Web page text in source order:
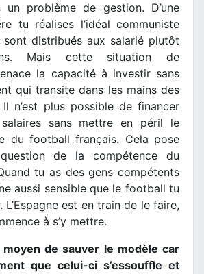
problème de gestion. D’une
tu réalises l’idéal communiste
sont distribués aux salarié plutôt
Mais cette situation de
la capacité à investir sans
qui transite dans les mains des
Il n’est plus possible de financer
salaires sans mettre en péril le
du football français. Cela pose
de la compétence du
tu as des gens compétents
aussi sensible que le football tu
L’Espagne est en train de le faire,
à s’y mettre.
de sauver le modèle car
que celui-ci s’essouffle et